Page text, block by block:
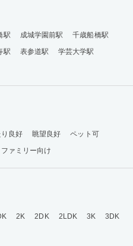
駅 成城学園前駅
千歳船橋駅
駅 表参道駅
学芸大学駅
良好 眺望良好
ペット可
ファミリー向け
2K 2DK 2LDK 3K
3DK